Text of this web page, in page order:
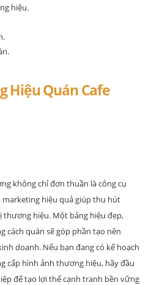
hiệu.
Hiệu Quán Cafe
không chỉ đơn thuần là công cụ
marketing hiệu quả giúp thu hút
thương hiệu. Một bảng hiệu đẹp,
cách quán sẽ góp phần tạo nên
doanh. Nếu bạn đang có kế hoạch
cấp hình ảnh thương hiệu, hãy đầu
để tạo lợi thế cạnh tranh bền vững